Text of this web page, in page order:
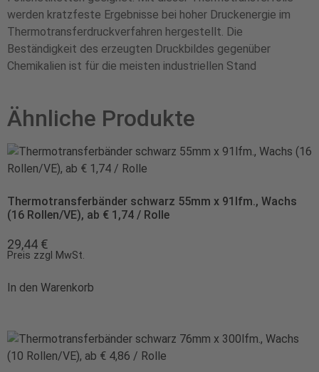
werden kratzfeste Ergebnisse bei hoher Druckenergie im
Thermotransferdruckverfahren hergestellt. Die
Beständigkeit des erzeugten Druckbildes gegenüber
Chemikalien ist für die meisten industriellen Stand
Ähnliche Produkte
Thermotransferbänder schwarz 55mm x 91lfm., Wachs
(16 Rollen/VE), ab € 1,74 / Rolle
29,44 €
Preis zzgl MwSt.
In den Warenkorb